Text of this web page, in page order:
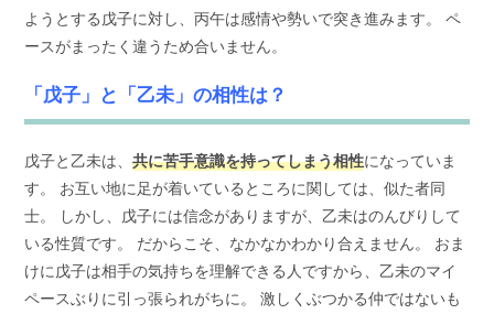
ようとする戊子に対し、丙午は感情や勢いで突き進みます。 ペ
ースがまったく違うため合いません。
「戊子」と「乙未」の相性は？
戊子と乙未は、共に苦手意識を持ってしまう相性になっていま
す。 お互い地に足が着いているところに関しては、似た者同
士。 しかし、戊子には信念がありますが、乙未はのんびりして
いる性質です。 だからこそ、なかなかわかり合えません。 おま
けに戊子は相手の気持ちを理解できる人ですから、乙未のマイ
ペースぶりに引っ張られがちに。 激しくぶつかる仲ではないも